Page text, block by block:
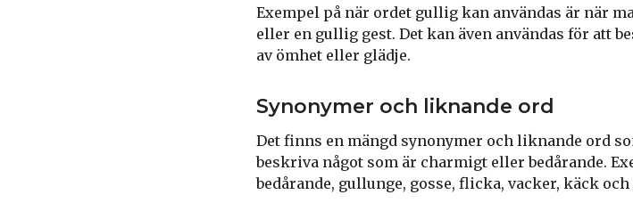
Exempel på när ordet gullig kan användas är när
eller en gullig gest. Det kan även användas för att
av ömhet eller glädje.
Synonymer och liknande ord
Det finns en mängd synonymer och liknande ord
beskriva något som är charmigt eller bedårande.
bedårande, gullunge, gosse, flicka, vacker, käck